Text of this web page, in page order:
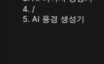
/
AI 풍경 생성기